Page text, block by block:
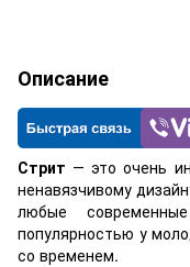
Описание
Стрит ― это очень
ненавязчивому
любые
популярностью у
со временем.